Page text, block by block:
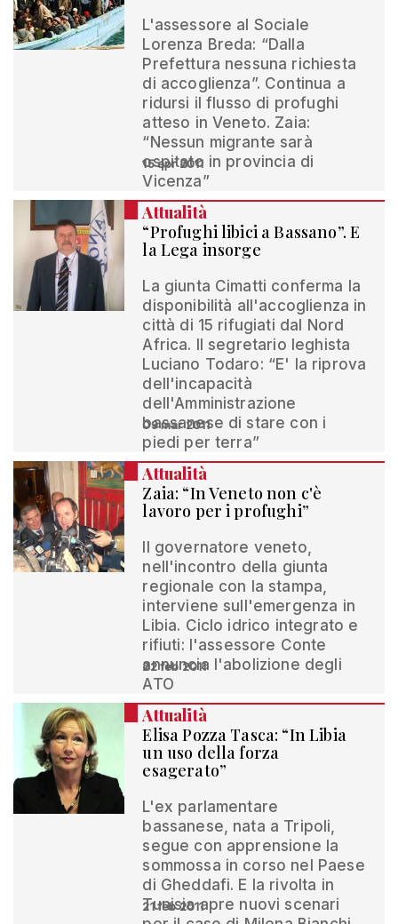
L'assessore al Sociale
Lorenza Breda: “Dalla
Prefettura nessuna richiesta
di accoglienza”. Continua a
ridursi il flusso di profughi
atteso in Veneto. Zaia:
“Nessun migrante sarà
ospitato in provincia di
Vicenza”
15 apr 2011
Attualità
“Profughi libici a Bassano”. E
la Lega insorge
La giunta Cimatti conferma la
disponibilità all'accoglienza in
città di 15 rifugiati dal Nord
Africa. Il segretario leghista
Luciano Todaro: “E' la riprova
dell'incapacità
dell'Amministrazione
bassanese di stare con i
piedi per terra”
09 mar 2011
Attualità
Zaia: “In Veneto non c'è
lavoro per i profughi”
Il governatore veneto,
nell'incontro della giunta
regionale con la stampa,
interviene sull'emergenza in
Libia. Ciclo idrico integrato e
rifiuti: l'assessore Conte
annuncia l'abolizione degli
ATO
22 feb 2011
Attualità
Elisa Pozza Tasca: “In Libia
un uso della forza
esagerato”
L'ex parlamentare
bassanese, nata a Tripoli,
segue con apprensione la
sommossa in corso nel Paese
di Gheddafi. E la rivolta in
Tunisia apre nuovi scenari
21 feb 2011